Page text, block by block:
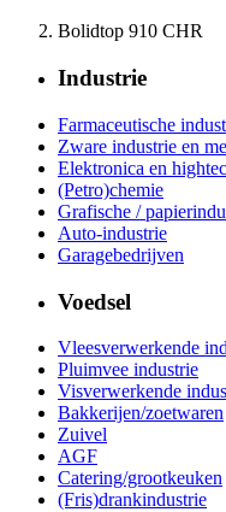
Bolidtop 910 CHR
Industrie
Farmaceutische
Zware industrie en
Elektronica en
(Petro)chemie
Grafische /
Auto-industrie
Garagebedrijven
Voedsel
Vleesverwerkende
Pluimvee industrie
Visverwerkende
Bakkerijen/zoetwaren
Zuivel
AGF
Catering/grootkeuken
(Fris)drankindustrie